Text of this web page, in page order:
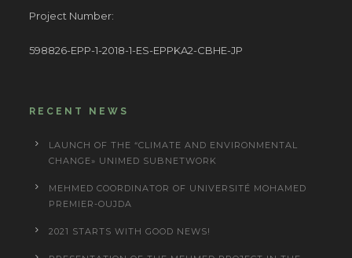
Project Number:
598826-EPP-1-2018-1-ES-EPPKA2-CBHE-JP
RECENT NEWS
LAUNCH OF THE “CLIMATE AND ENVIRONMENTAL
CHANGE» UNIMED SUBNETWORK
MEHMED COORDINATOR OF UNIVERSITÉ MOHAMED
PREMIER-OUJDA
2021 STARTS WITH GOOD NEWS!